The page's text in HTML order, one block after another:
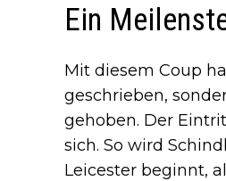
Ein
Mit diesem Coup
geschrieben,
gehoben. Der
sich. So wird
Leicester beginnt,